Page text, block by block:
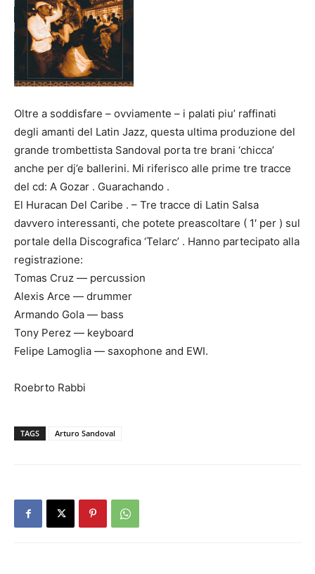
Oltre a soddisfare – ovviamente – i palati piu’ raffinati
degli amanti del Latin Jazz, questa ultima produzione del
grande trombettista Sandoval porta tre brani ‘chicca’
anche per dj’e ballerini. Mi riferisco alle prime tre tracce
del cd: A Gozar . Guarachando .
El Huracan Del Caribe . – Tre tracce di Latin Salsa
davvero interessanti, che potete preascoltare ( 1′ per ) sul
portale della Discografica ‘Telarc’ . Hanno partecipato alla
registrazione:
Tomas Cruz — percussion
Alexis Arce — drummer
Armando Gola — bass
Tony Perez — keyboard
Felipe Lamoglia — saxophone and EWI.
Roebrto Rabbi
TAGS Arturo Sandoval